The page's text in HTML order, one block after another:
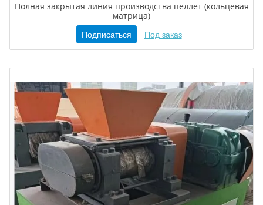
Полная закрытая линия производства пеллет (кольцевая
матрица)
Подписаться Под заказ